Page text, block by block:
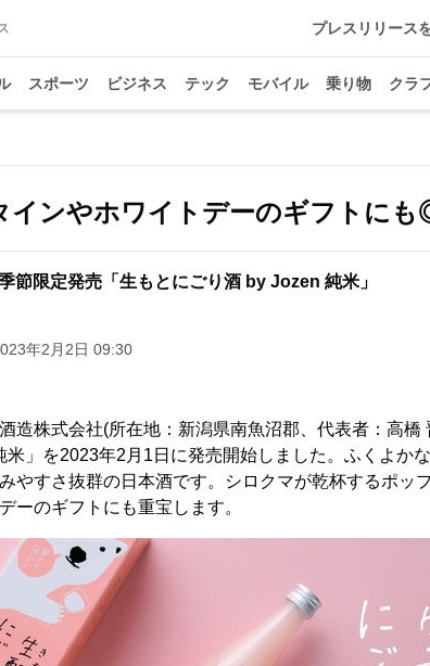
プレスリリース
スポーツ ビジネス テック モバイル 乗り物 クラ
インやホワイトデーのギフトに
節限定発売「生もとにごり酒 by Jozen 純米」
年2月2日 09:30
造株式会社(所在地：新潟県南魚沼郡、代表者：高橋
米」を2023年2月1日に発売開始しました。ふくよか
やすさ抜群の日本酒です。シロクマが乾杯するポッ
ーのギフトにも重宝します。